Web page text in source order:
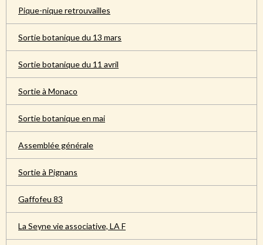
Pique-nique retrouvailles
Sortie botanique du 13 mars
Sortie botanique du 11 avril
Sortie à Monaco
Sortie botanique en mai
Assemblée générale
Sortie à Pignans
Gaffofeu 83
La Seyne vie associative, LA F